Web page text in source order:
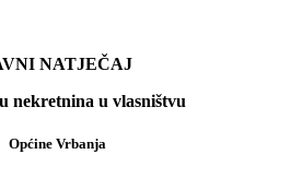
NATJEČAJ
nekretnina u vlasništvu
Općine Vrbanja